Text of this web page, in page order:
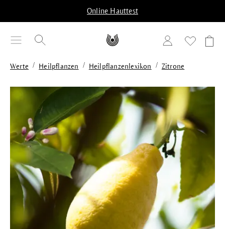
Online Hauttest
Werte / Heilpflanzen / Heilpflanzenlexikon / Zitrone